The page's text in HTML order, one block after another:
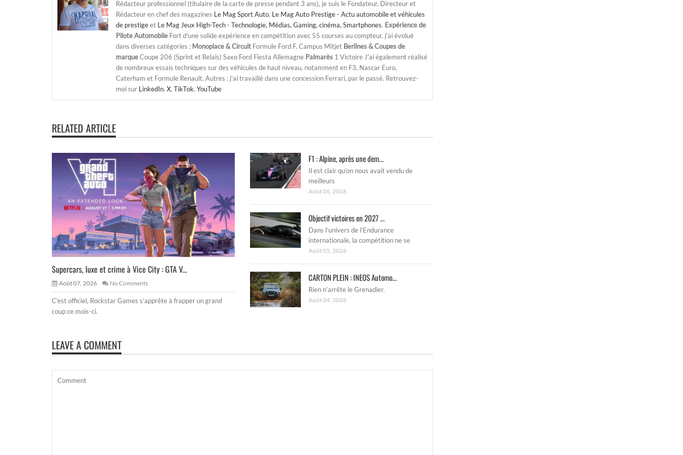
Rédacteur professionnel (titulaire de la carte de presse pendant 3 ans), je suis le Fondateur, Directeur et
Rédacteur en chef des magazines Le Mag Sport Auto, Le Mag Auto Prestige - Actu automobile et véhicules
de prestigeet Le Mag Jeux High-Tech - Technologie, Médias, Gaming, cinéma, Smartphones. Expérience de
Pilote Automobile Fort d'une solide expérience en compétition avec 55 courses au compteur, j'ai évolué
dans diverses catégories : Monoplace & Circuit Formule Ford F. Campus Mitjet Berlines & Coupes de
marqueCoupe 206 (Sprint et Relais) Saxo Ford Fiesta Allemagne Palmarès 1 Victoire J'ai également réalisé
de nombreux essais techniques sur des véhicules de haut niveau, notamment en F3, Nascar Euro,
Caterham et Formule Renault. Autres : j'ai travaillé dans une concession Ferrari, par le passé. Retrouvez-
moi sur LinkedIn, X, TikTok, YouTube
RELATED ARTICLE
Supercars, luxe et crime à Vice City : GTA V...
Août 07, 2026 No Comments
C’est officiel, Rockstar Games s’apprête à frapper un grand
coup ce mois-ci.
F1 : Alpine, après une dem...
Il est clair qu’on nous avait vendu de
meilleurs
Août 06, 2026
Objectif victoires en 2027 ...
Dans l’univers de l’Endurance
internationale, la compétition ne se
Août 05, 2026
CARTON PLEIN : INEOS Automo...
Rien n’arrête le Grenadier.
Août 04, 2026
LEAVE A COMMENT